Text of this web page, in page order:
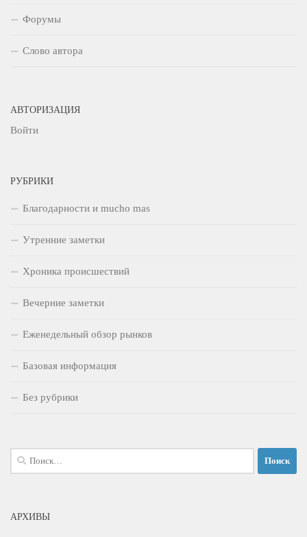
Форумы
Слово автора
АВТОРИЗАЦИЯ
Войти
РУБРИКИ
Благодарности и mucho mas
Утренние заметки
Хроника происшествий
Вечерние заметки
Еженедельный обзор рынков
Базовая информация
Без рубрики
Найти:
АРХИВЫ